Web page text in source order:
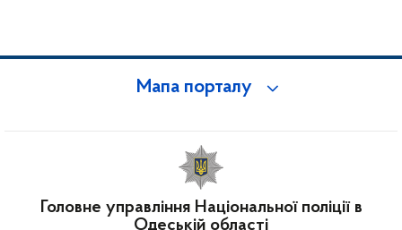
Мапа порталу
Головне управління Національної поліції в
Одеській області